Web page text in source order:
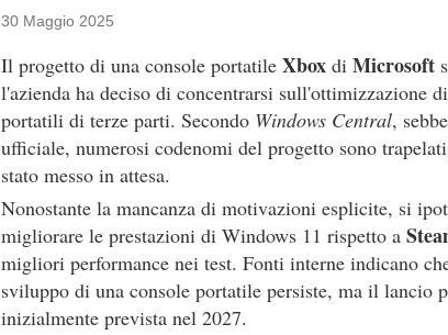
30 Maggio 2025
Il progetto di una console portatile Xbox di Microsoft
l'azienda ha deciso di concentrarsi sull'ottimizzazione di
portatili di terze parti. Secondo Windows Central,
ufficiale, numerosi codenomi del progetto sono
stato messo in attesa.
Nonostante la mancanza di motivazioni esplicite, si
migliorare le prestazioni di Windows 11 rispetto a
migliori performance nei test. Fonti interne indicano
sviluppo di una console portatile persiste, ma il lancio
inizialmente prevista nel 2027.